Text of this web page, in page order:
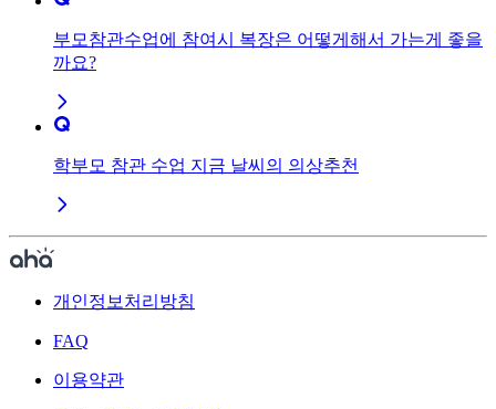
부모참관수업에 참여시 복장은 어떻게해서 가는게 좋을
까요?
학부모 참관 수업 지금 날씨의 의상추천
개인정보처리방침
FAQ
이용약관